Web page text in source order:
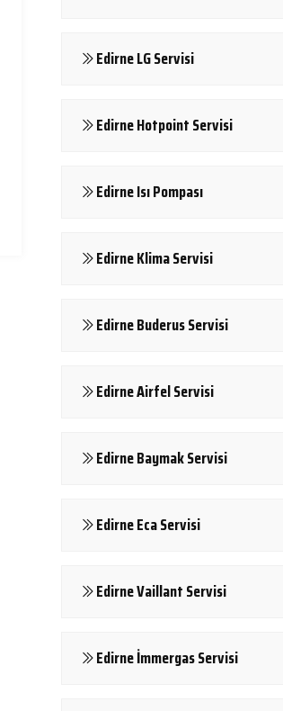
Edirne LG Servisi
Edirne Hotpoint Servisi
Edirne Isı Pompası
Edirne Klima Servisi
Edirne Buderus Servisi
Edirne Airfel Servisi
Edirne Baymak Servisi
Edirne Eca Servisi
Edirne Vaillant Servisi
Edirne İmmergas Servisi